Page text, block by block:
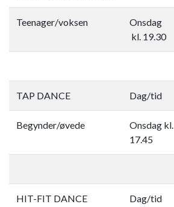
Teenager/voksen
Onsdag
kl. 19.30
TAP DANCE Dag/tid
Begynder/øvede
Onsdag kl.
17.45
HIT-FIT DANCE Dag/tid